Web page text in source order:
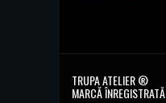
TRUPA ATELIER ®
MARCĂ ÎNREGISTRATĂ